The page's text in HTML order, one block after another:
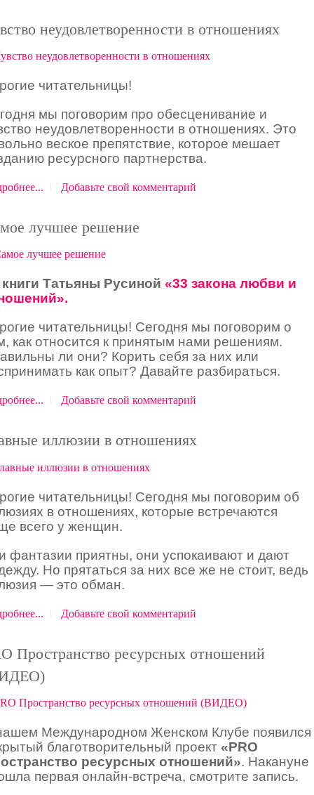
неудовлетворенности в отношениях
читательницы!
мы поговорим про обесценивание и
неудовлетворенности в отношениях. Это
веское препятствие, которое мешает
ресурсного партнерства.
Добавьте свой комментарий
лучшее решение
Татьяны Русиной «33 закона любви и
читательницы! Сегодня мы поговорим о
как относится к принятым нами решениям.
ли они? Корить себя за них или
как опыт? Давайте разбираться.
Добавьте свой комментарий
иллюзии в отношениях
читательницы! Сегодня мы поговорим об
в отношениях, которые встречаются
всего у женщин.
фантазии приятны, они успокаивают и дают
Но прятаться за них все же не стоит, ведь
— это обман.
Добавьте свой комментарий
Пространство ресурсных отношений
Международном Женском Клубе появился
благотворительный проект «PRO
ресурсных отношений». Накануне
первая онлайн-встреча, смотрите запись.